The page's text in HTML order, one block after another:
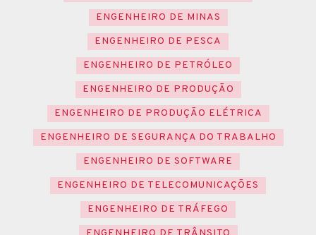
ENGENHEIRO DE MINAS
ENGENHEIRO DE PESCA
ENGENHEIRO DE PETRÓLEO
ENGENHEIRO DE PRODUÇÃO
ENGENHEIRO DE PRODUÇÃO ELÉTRICA
ENGENHEIRO DE SEGURANÇA DO TRABALHO
ENGENHEIRO DE SOFTWARE
ENGENHEIRO DE TELECOMUNICAÇÕES
ENGENHEIRO DE TRÁFEGO